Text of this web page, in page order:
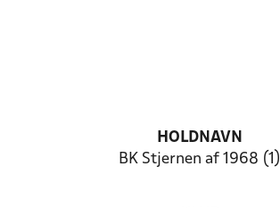
HOLDNAVN
BK Stjernen af 1968 (1)